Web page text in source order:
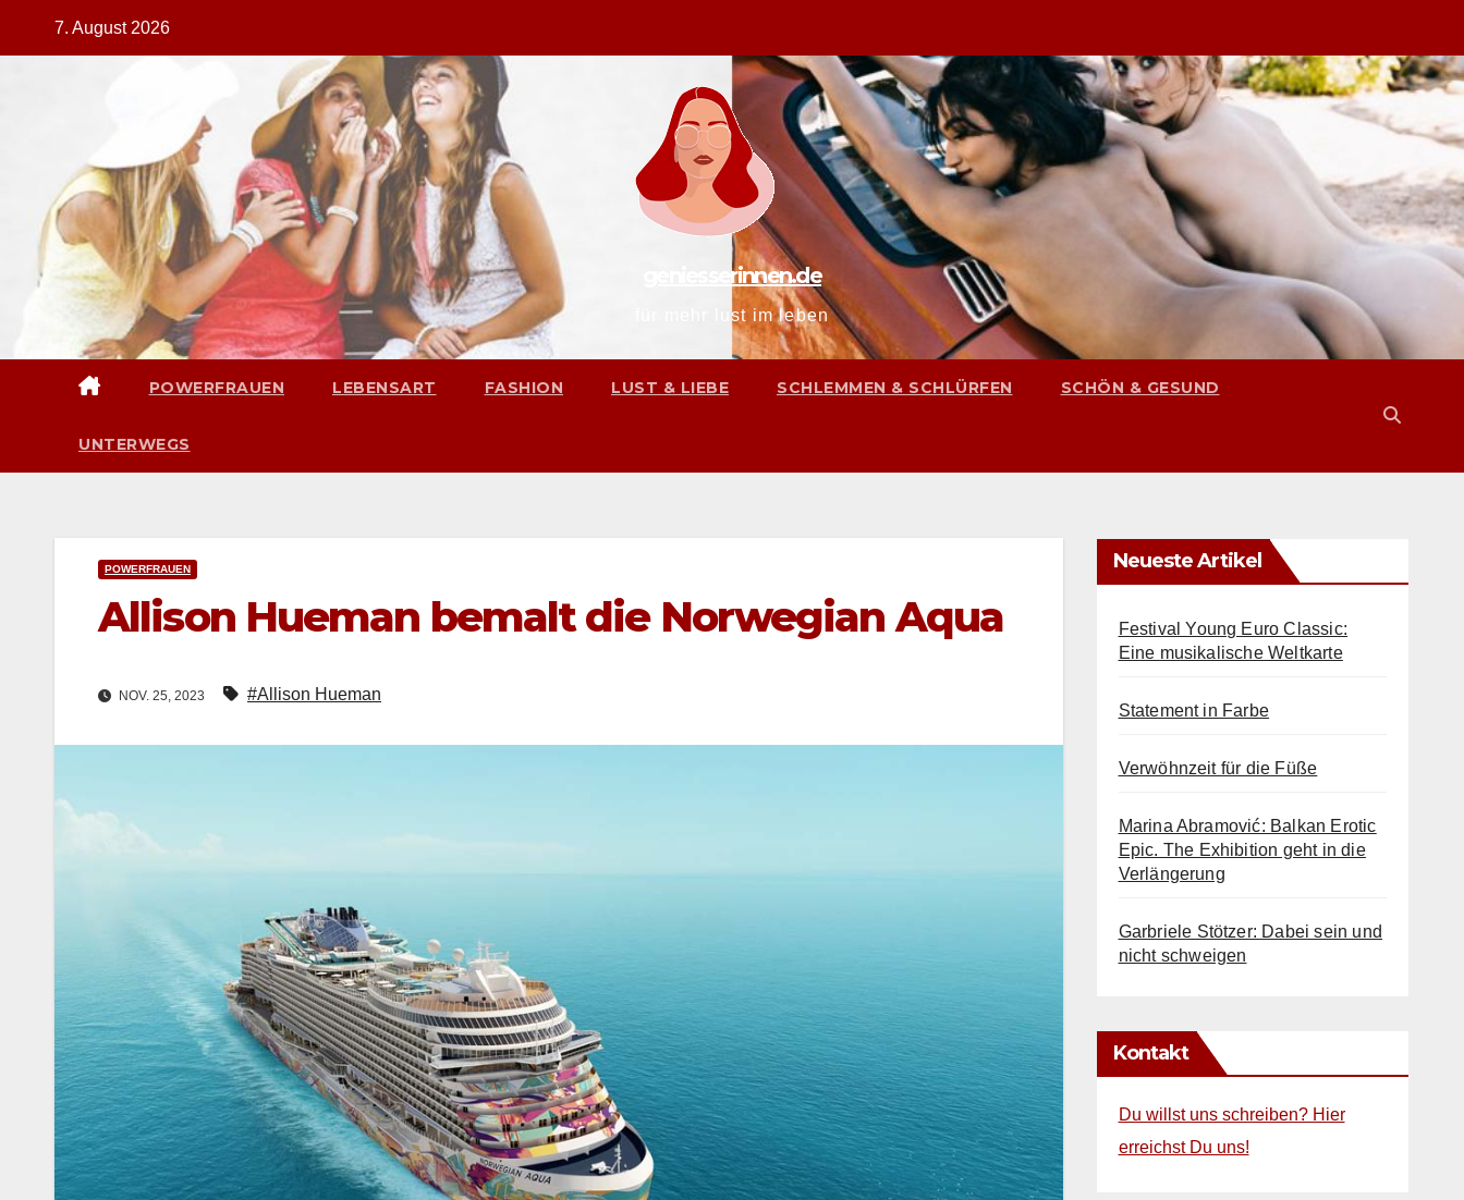
7. August 2026
geniesserinnen.de
für mehr lust im leben
POWERFRAUEN LEBENSART FASHION LUST & LIEBE SCHLEMMEN & SCHLÜRFEN SCHÖN & GESUND
UNTERWEGS
POWERFRAUEN
Allison Hueman bemalt die Norwegian Aqua
NOV. 25, 2023 #Allison Hueman
Neueste Artikel
Festival Young Euro Classic:
Eine musikalische Weltkarte
Statement in Farbe
Verwöhnzeit für die Füße
Marina Abramović: Balkan Erotic
Epic. The Exhibition geht in die
Verlängerung
Garbriele Stötzer: Dabei sein und
nicht schweigen
Kontakt
Du willst uns schreiben? Hier
erreichst Du uns!